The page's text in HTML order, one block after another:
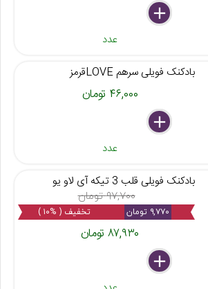
delete
remove
add
عدد
بادکنک فویلی سرهم LOVEقرمز
۴۶,۰۰۰ تومان
delete
remove
add
عدد
بادکنک فویلی قلب 3 تیکه آی لاو یو
۹۷,۷۰۰ تومان
۹,۷۷۰ تومان تخفیف ( %۱۰ )
۸۷,۹۳۰ تومان
delete
remove
add